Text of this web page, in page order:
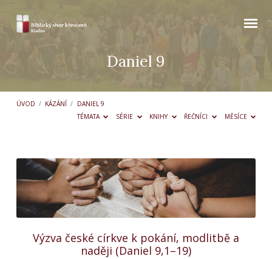
Daniel 9
ÚVOD / KÁZÁNÍ / DANIEL 9
TÉMATA
SÉRIE KNIHY ŘEČNÍCI MĚSÍCE
Daniel
9
Výzva české církve k pokání, modlitbě a
naději (Daniel 9,1–19)